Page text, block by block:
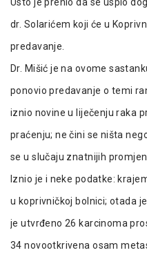
dr. Solarićem koji će u
predavanje.
Dr. Mišić je na ovome
ponovio predavanje o temi
iznio novine u liječenju raka
praćenju; ne čini se ništa
se u slučaju znatnijih
Iznio je i neke podatke:
u koprivničkoj bolnici; otada
je utvrđeno 26 karcinoma
34 novootkrivena osam